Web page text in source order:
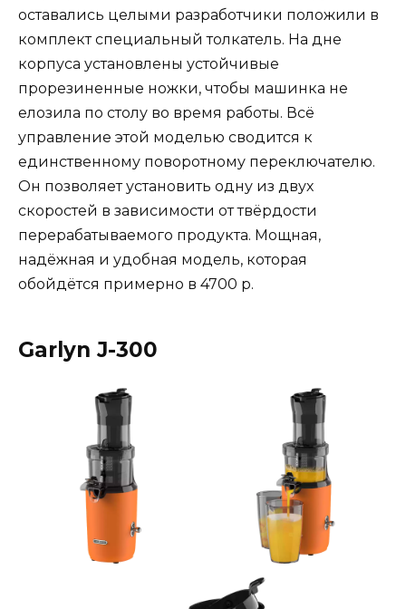
оставались целыми разработчики положили в
комплект специальный толкатель. На дне
корпуса установлены устойчивые
прорезиненные ножки, чтобы машинка не
елозила по столу во время работы. Всё
управление этой моделью сводится к
единственному поворотному переключателю.
Он позволяет установить одну из двух
скоростей в зависимости от твёрдости
перерабатываемого продукта. Мощная,
надёжная и удобная модель, которая
обойдётся примерно в 4700 р.
Garlyn J-300